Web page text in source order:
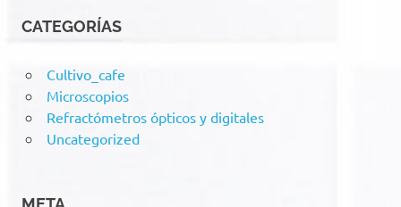
CATEGORÍAS
Cultivo_cafe
Microscopios
Refractómetros ópticos y digitales
Uncategorized